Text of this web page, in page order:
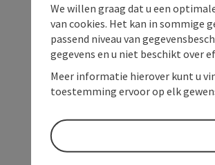
We willen graag dat u een
van cookies. Het kan in sommige
passend niveau van
gegevens en u niet beschikt over
Meer informatie hierover kunt u
toestemming ervoor op elk